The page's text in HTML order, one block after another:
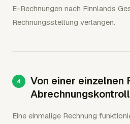
E-Rechnungen nach Finnlands
Rechnungsstellung verlangen.
Von einer einzelnen
Eine einmalige Rechnung